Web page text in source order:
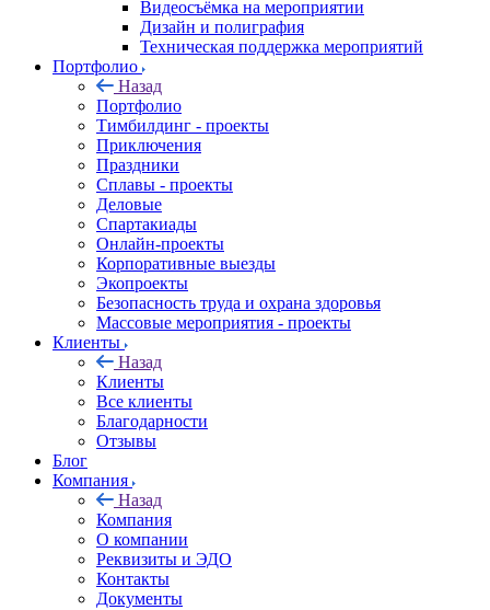
Видеосъёмка на мероприятии
Дизайн и полиграфия
Техническая поддержка мероприятий
Портфолио
Назад
Портфолио
Тимбилдинг - проекты
Приключения
Праздники
Сплавы - проекты
Деловые
Спартакиады
Онлайн-проекты
Корпоративные выезды
Экопроекты
Безопасность труда и охрана здоровья
Массовые мероприятия - проекты
Клиенты
Назад
Клиенты
Все клиенты
Благодарности
Отзывы
Блог
Компания
Назад
Компания
О компании
Реквизиты и ЭДО
Контакты
Документы